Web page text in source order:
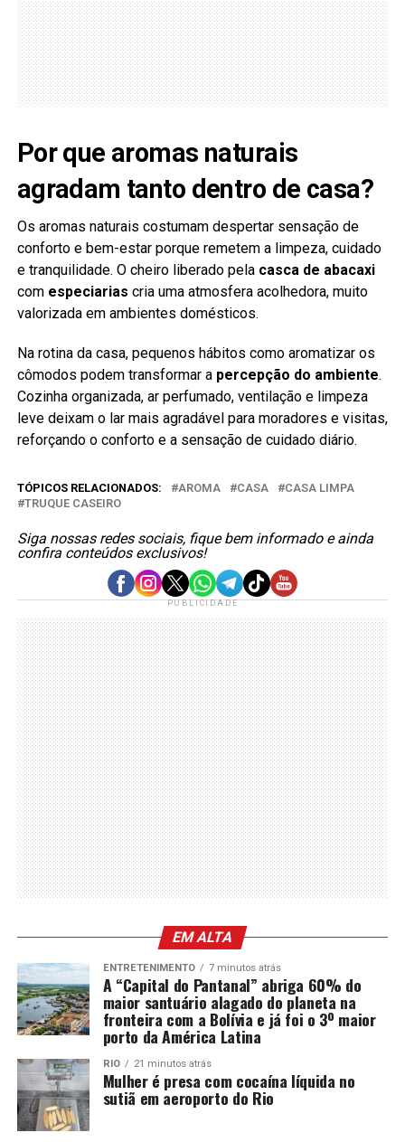
Por que aromas naturais
agradam tanto dentro de casa?
Os aromas naturais costumam despertar sensação de
conforto e bem-estar porque remetem a limpeza, cuidado
e tranquilidade. O cheiro liberado pela casca de abacaxi
com especiarias cria uma atmosfera acolhedora, muito
valorizada em ambientes domésticos.
Na rotina da casa, pequenos hábitos como aromatizar os
cômodos podem transformar a percepção do ambiente.
Cozinha organizada, ar perfumado, ventilação e limpeza
leve deixam o lar mais agradável para moradores e visitas,
reforçando o conforto e a sensação de cuidado diário.
TÓPICOS RELACIONADOS: AROMA CASA
CASA LIMPA
TRUQUE CASEIRO
Siga nossas redes sociais, fique bem informado e ainda
confira conteúdos exclusivos!
PUBLICIDADE
EM ALTA
ENTRETENIMENTO 7 minutos atrás
A “Capital do Pantanal” abriga 60% do
maior santuário alagado do planeta na
fronteira com a Bolívia e já foi o 3º maior
porto da América Latina
RIO 21 minutos atrás
Mulher é presa com cocaína líquida no
sutiã em aeroporto do Rio